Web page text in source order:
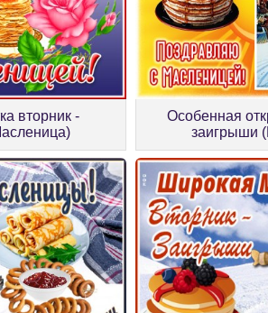
вторник -
Особенная
заигрыши